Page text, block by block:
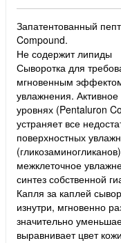
Запатентованный
Compound.
Не содержит липиды
Сыворотка для
мгновенным
увлажнения.
уровнях (Pentaluron
устраняет все
поверхностных
межклеточное
синтез собственной
Капля за каплей
изнутри, мгновенно
значительно
выравнивает цвет